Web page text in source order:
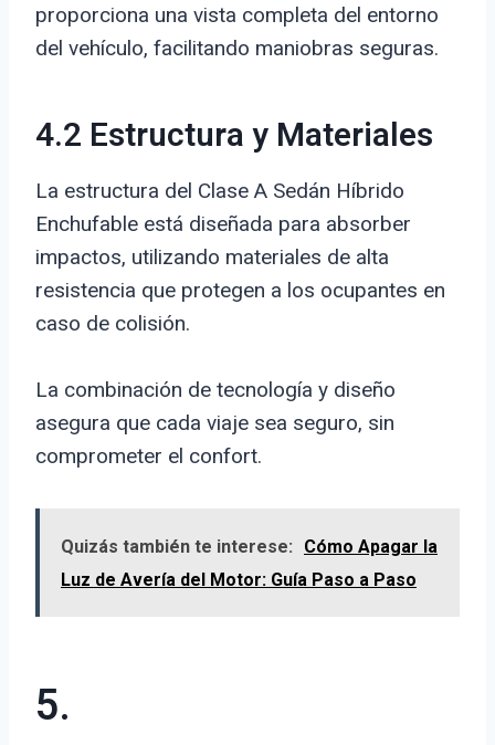
proporciona una vista completa del entorno
del vehículo, facilitando maniobras seguras.
4.2 Estructura y Materiales
La estructura del Clase A Sedán Híbrido
Enchufable está diseñada para absorber
impactos, utilizando materiales de alta
resistencia que protegen a los ocupantes en
caso de colisión.
La combinación de tecnología y diseño
asegura que cada viaje sea seguro, sin
comprometer el confort.
Quizás también te interese:
Cómo Apagar la
Luz de Avería del Motor: Guía Paso a Paso
5.